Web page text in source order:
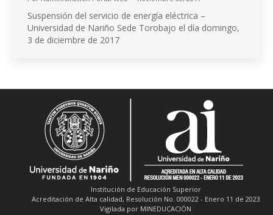
Suspensión del servicio de energía eléctrica –
Universidad de Nariño Sede Torobajo el día domingo,
3 de diciembre de 2017
Institución de Educación Superior
Acreditación de Alta calidad, Resolución No. 000022 - Enero 11 de 2023
Vigilada por MINEDUCACIÓN